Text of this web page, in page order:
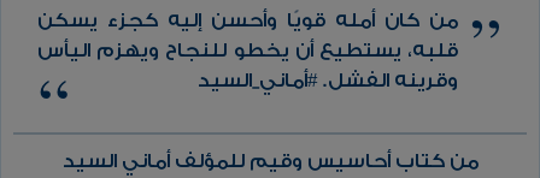
من كان أمله قويًا وأحسن إليه كجزء يسكن
قلبه، يستطيع أن يخطو للنجاح ويهزم اليأس
وقرينه الفشل. #أماني_السيد
من كتاب أحاسيس وقيم للمؤلف أماني السيد